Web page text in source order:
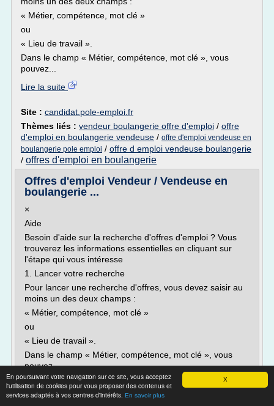
X
En poursuivant votre navigation sur ce site, vous acceptez
l'utilisation de cookies pour vous proposer des contenus et
services adaptés à vos centres d'intérêts. En savoir plus
« Métier, compétence, mot clé »
ou
« Lieu de travail ».
Dans le champ « Métier, compétence, mot clé », vous
pouvez...
Lire la suite
Site : candidat.pole-emploi.fr
Thèmes liés : vendeur boulangerie offre d'emploi / offre
d'emploi en boulangerie vendeuse / offre d'emploi vendeuse en
boulangerie pole emploi / offre d emploi vendeuse boulangerie
/ offres d'emploi en boulangerie
Offres d'emploi Vendeur / Vendeuse en
boulangerie ...
×
Aide
Besoin d'aide sur la recherche d'offres d'emploi ? Vous
trouverez les informations essentielles en cliquant sur
l'étape qui vous intéresse
1. Lancer votre recherche
Pour lancer une recherche d'offres, vous devez saisir au
moins un des deux champs :
« Métier, compétence, mot clé »
ou
« Lieu de travail ».
Dans le champ « Métier, compétence, mot clé », vous
pouvez...
Lire la suite